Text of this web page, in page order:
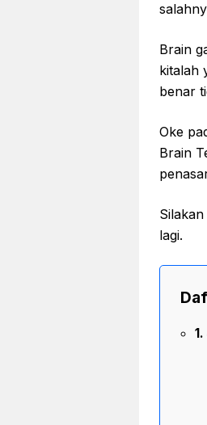
Brain
kitalah
benar
Oke
Brain
lagi.